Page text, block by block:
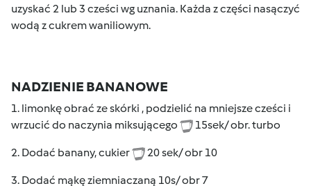
uzyskać 2 lub 3 cześci wg uznania. Każda z części nasączyć
wodą z cukrem waniliowym.
NADZIENIE BANANOWE
1. limonkę obrać ze skórki , podzielić na mniejsze cześci i
wrzucić do naczynia miksującego
15sek/ obr. turbo
2. Dodać banany, cukier 20 sek/ obr 10
3. Dodać mąkę ziemniaczaną 10s/ obr 7